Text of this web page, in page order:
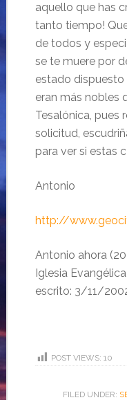
aquello que has
tanto tiempo!
de todos y
se te muere por
estado dispuesto
eran más nobles
Tesalónica, pues
solicitud,
para ver si estas
Antonio
http://
Antonio ahora
Iglesia
escrito: 3/11/
POST VIEWS: 10
FILED UNDER: